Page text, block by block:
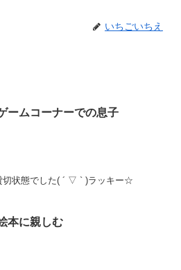
いちごいちえ
ームコーナーでの息子
切状態でした( ´ ▽ ` )ラッキー☆
本に親しむ